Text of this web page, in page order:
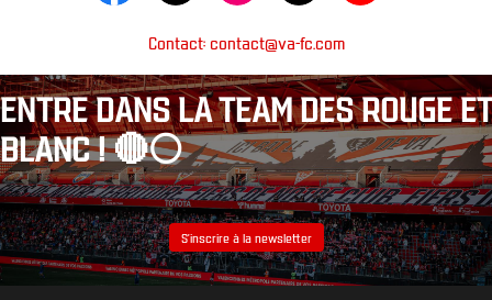
Contact: contact@va-fc.com
ENTRE DANS LA TEAM DES ROUGE ET
BLANC ! 🔴⚪️
S’inscrire à la newsletter